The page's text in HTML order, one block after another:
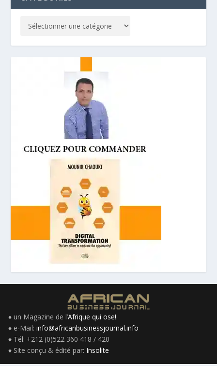
♦ un Magazine de l’Afrique qui ose!
♦ e-Mail: info@africanbusinessjournal.info
♦ Tél: +212 (0)522 360 418 / 420
♦ Site conçu & édité par: Insolite